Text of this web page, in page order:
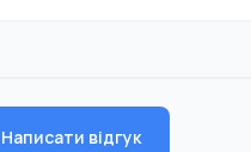
Написати відгук